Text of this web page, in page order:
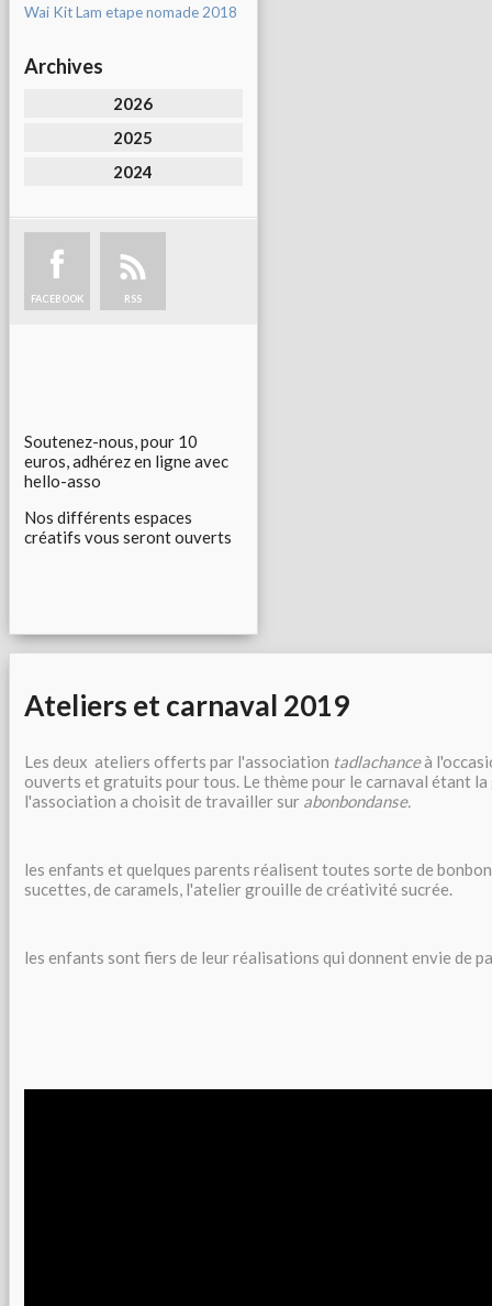
Wai Kit Lam etape nomade 2018
Archives
2026
2025
2024
FACEBOOK RSS
Soutenez-nous, pour 10
euros, adhérez en ligne avec
hello-asso
Nos différents espaces
créatifs vous seront ouverts
Ateliers et carnaval 2019
Les deux ateliers offerts par l'association tadlachanceà
ouverts et gratuits pour tous. Le thème pour le carnaval étant
l'association a choisit de travailler sur abonbondanse.
les enfants et quelques parents réalisent toutes sorte de
sucettes, de caramels, l'atelier grouille de créativité sucrée.
les enfants sont fiers de leur réalisations qui donnent envie de